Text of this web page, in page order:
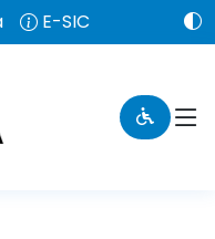
E-SIC